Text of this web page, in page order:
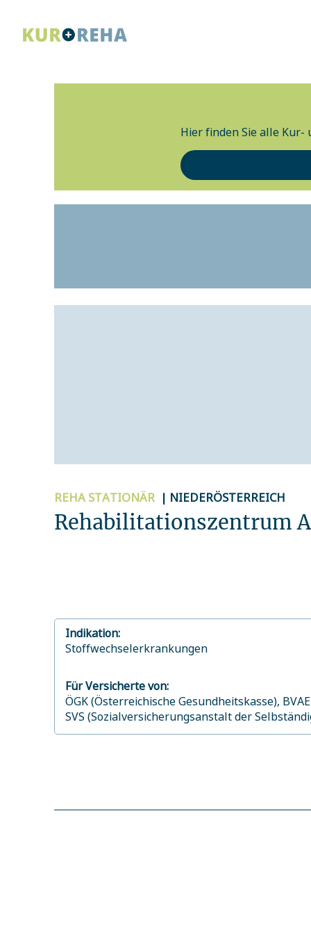
Hier finden Sie alle Kur-
REHA STATIONÄR | NIEDERÖSTERREICH
Rehabilitationszentrum
Indikation:
Stoffwechselerkrankungen
Für Versicherte von:
ÖGK (Österreichische Gesundheitskasse),
SVS (Sozialversicherungsanstalt der